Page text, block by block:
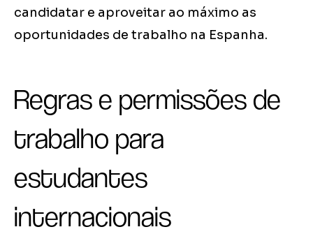
candidatar e aproveitar ao máximo as
oportunidades de trabalho na Espanha.
Regras e permissões de
trabalho para
estudantes
internacionais